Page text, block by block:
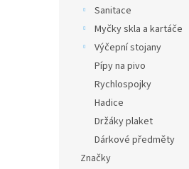
Sanitace
Myčky skla a kartáče
Výčepní stojany
Pípy na pivo
Rychlospojky
Hadice
Držáky plaket
Dárkové předměty
Značky